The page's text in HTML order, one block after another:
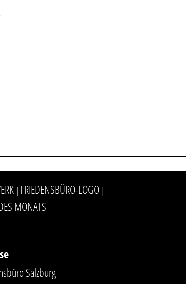
| FRIEDENSBÜRO-LOGO |
MONATS
Salzburg